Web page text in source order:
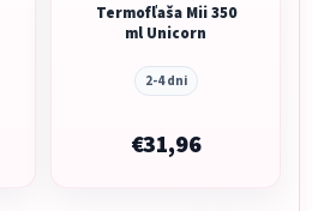
Termofľaša Mii 350
ml Unicorn
2-4 dni
€31,96